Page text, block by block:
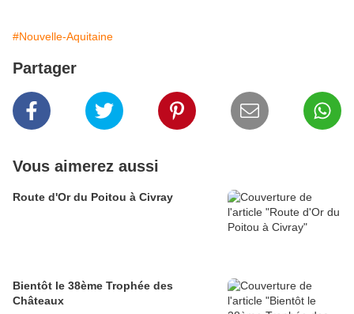
#Nouvelle-Aquitaine
Partager
Vous aimerez aussi
Route d'Or du Poitou à Civray
Bientôt le 38ème Trophée des
Châteaux